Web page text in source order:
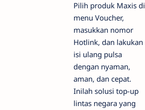
Pilih produk Maxis di
menu Voucher,
masukkan nomor
Hotlink, dan lakukan
isi ulang pulsa
dengan nyaman,
aman, dan cepat.
Inilah solusi top-up
lintas negara yang